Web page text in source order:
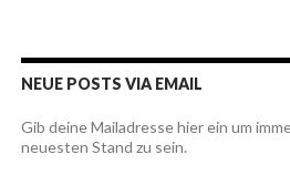
NEUE POSTS VIA EMAIL
Gib deine Mailadresse hier ein um
neuesten Stand zu sein.